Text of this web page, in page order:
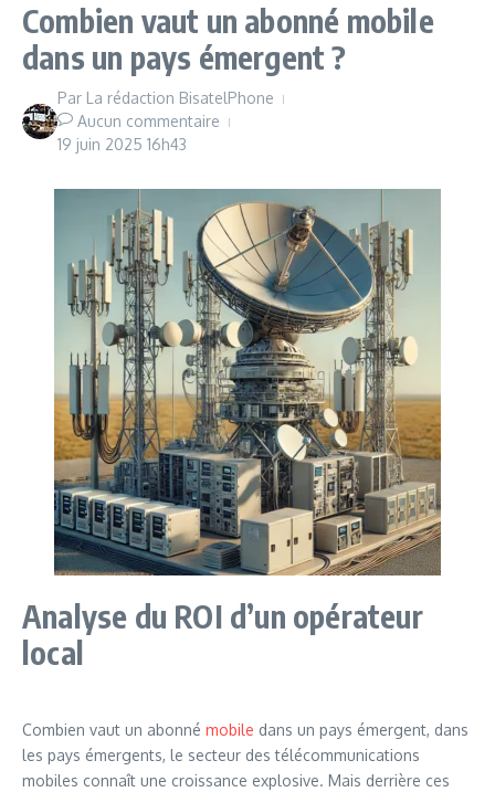
Combien vaut un abonné mobile
dans un pays émergent ?
Par La rédaction BisatelPhone
Aucun commentaire
19 juin 2025 16h43
Analyse du ROI d’un opérateur
local
Combien vaut un abonné mobile dans un pays émergent, dans
les pays émergents, le secteur des télécommunications
mobiles connaît une croissance explosive. Mais derrière ces